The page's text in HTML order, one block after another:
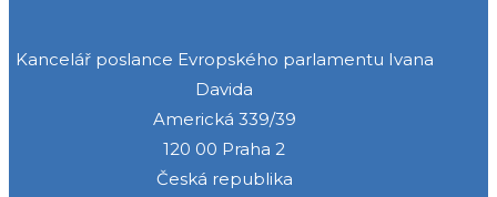
Kancelář poslance Evropského parlamentu Ivana
Davida
Americká 339/39
120 00 Praha 2
Česká republika